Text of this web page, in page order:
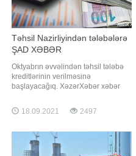
Təhsil Nazirliyindən tələbələrə
ŞAD XƏBƏR
Oktyabrın əvvəlindən təhsil tələbə
kreditlərinin verilməsinə
başlayacağıq. XəzərXəbər xəbər
Elm, ali və orta ixtisas təhsili
şöbəsinin müdiri Nicat Məmmədli
deyib. N.Məmmədli bildirib ki,
kreditin verilməsi qaydası da
18.09.2021 2497